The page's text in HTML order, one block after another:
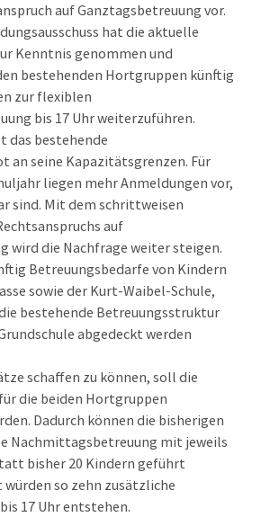
auf Ganztagsbetreuung vor.
hat die aktuelle
Kenntnis genommen und
bestehenden Hortgruppen künftig
zur flexiblen
bis 17 Uhr weiterzuführen.
das bestehende
an seine Kapazitätsgrenzen. Für
liegen mehr Anmeldungen vor,
sind. Mit dem schrittweisen
auf
wird die Nachfrage weiter steigen.
Betreuungsbedarfe von Kindern
sowie der Kurt-Waibel-Schule,
bestehende Betreuungsstruktur
abgedeckt werden
schaffen zu können, soll die
die beiden Hortgruppen
Dadurch können die bisherigen
Nachmittagsbetreuung mit jeweils
bisher 20 Kindern geführt
so zehn zusätzliche
17 Uhr entstehen.